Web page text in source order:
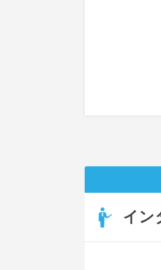
イン